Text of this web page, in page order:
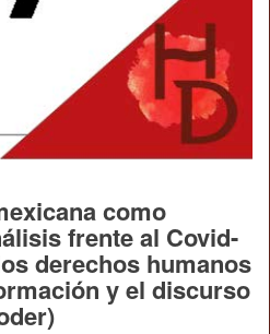
como
frente al Covid-
derechos humanos
y el discurso